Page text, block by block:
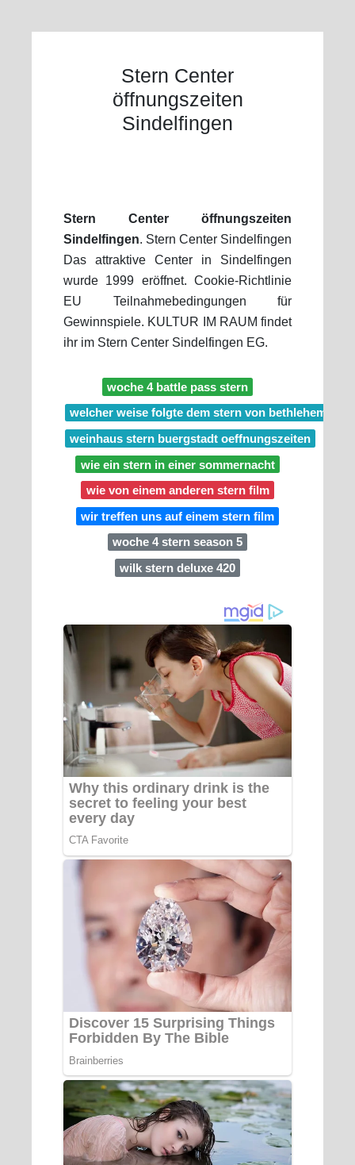
Stern Center
öffnungszeiten
Sindelfingen
Stern Center öffnungszeiten
Sindelfingen. Stern Center Sindelfingen
Das attraktive Center in Sindelfingen
wurde 1999 eröffnet. Cookie-Richtlinie
EU Teilnahmebedingungen für
Gewinnspiele. KULTUR IM RAUM findet
ihr im Stern Center Sindelfingen EG.
woche 4 battle pass stern
welcher weise folgte dem stern von bethlehem
weinhaus stern buergstadt oeffnungszeiten
wie ein stern in einer sommernacht
wie von einem anderen stern film
wir treffen uns auf einem stern film
woche 4 stern season 5
wilk stern deluxe 420